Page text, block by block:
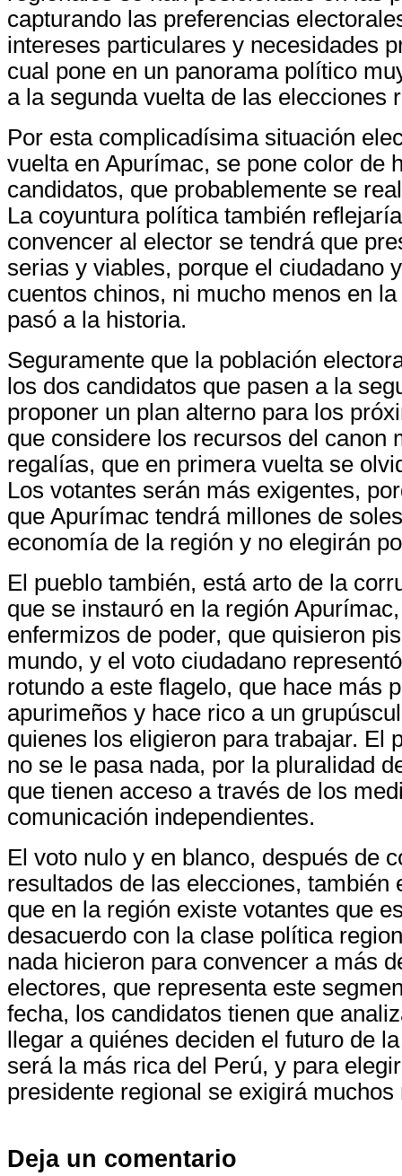
capturando las preferencias
intereses particulares y necesidades
cual pone en un panorama político
a la segunda vuelta de las elecciones
Por esta complicadísima situación
vuelta en Apurímac, se pone color de
candidatos, que probablemente se
La coyuntura política también
convencer al elector se tendrá que
serias y viables, porque el ciudadano
cuentos chinos, ni mucho menos en
pasó a la historia.
Seguramente que la población
los dos candidatos que pasen a la
proponer un plan alterno para los
que considere los recursos del canon
regalías, que en primera vuelta se
Los votantes serán más exigentes,
que Apurímac tendrá millones de
economía de la región y no elegirán
El pueblo también, está arto de la
que se instauró en la región
enfermizos de poder, que quisieron
mundo, y el voto ciudadano
rotundo a este flagelo, que hace más
apurimeños y hace rico a un
quienes los eligieron para trabajar. El
no se le pasa nada, por la pluralidad
que tienen acceso a través de los
comunicación independientes.
El voto nulo y en blanco, después de
resultados de las elecciones, también
que en la región existe votantes que
desacuerdo con la clase política
nada hicieron para convencer a más
electores, que representa este
fecha, los candidatos tienen que
llegar a quiénes deciden el futuro de
será la más rica del Perú, y para
presidente regional se exigirá muchos
Deja un comentario